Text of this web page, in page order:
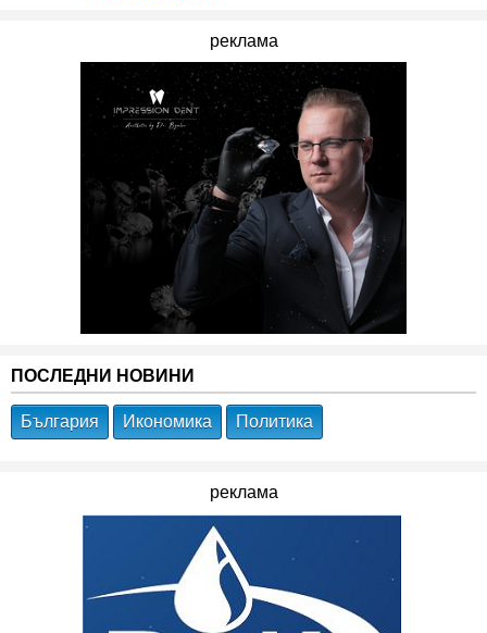
реклама
ПОСЛЕДНИ НОВИНИ
България Икономика Политика
реклама